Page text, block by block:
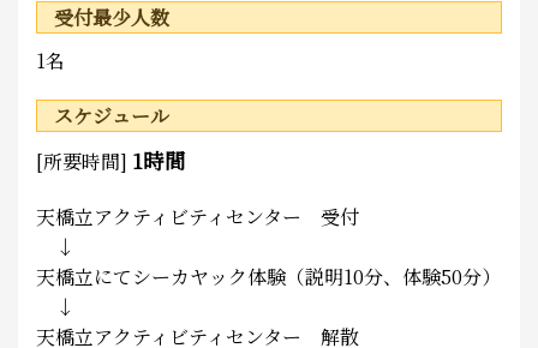
受付最少人数
1名
スケジュール
[所要時間] 1時間
天橋立アクティビティセンター 受付
↓
天橋立にてシーカヤック体験（説明10分、体験50分）
↓
天橋立アクティビティセンター 解散